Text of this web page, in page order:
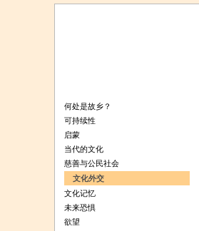
何处是故乡？
可持续性
启蒙
当代的文化
慈善与公民社会
文化外交
文化记忆
未来恐惧
欲望